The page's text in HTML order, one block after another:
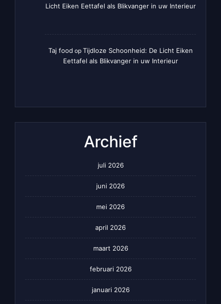
Licht Eiken Eettafel als Blikvanger in uw Interieur
Taj food op Tijdloze Schoonheid: De Licht Eiken
Eettafel als Blikvanger in uw Interieur
Archief
juli 2026
juni 2026
mei 2026
april 2026
maart 2026
februari 2026
januari 2026